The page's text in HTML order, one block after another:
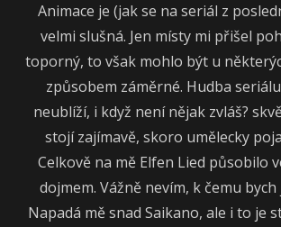
Animace je (jak se na seriál z
velmi slušná. Jen místy mi přišel
toporný, to však mohlo být u
způsobem záměrné. Hudba
neublíží, i když není nějak zvláš?
stojí zajímavě, skoro umělecky
Celkově na mě Elfen Lied působilo
dojmem. Vážně nevím, k čemu
Napadá mě snad Saikano, ale i to je